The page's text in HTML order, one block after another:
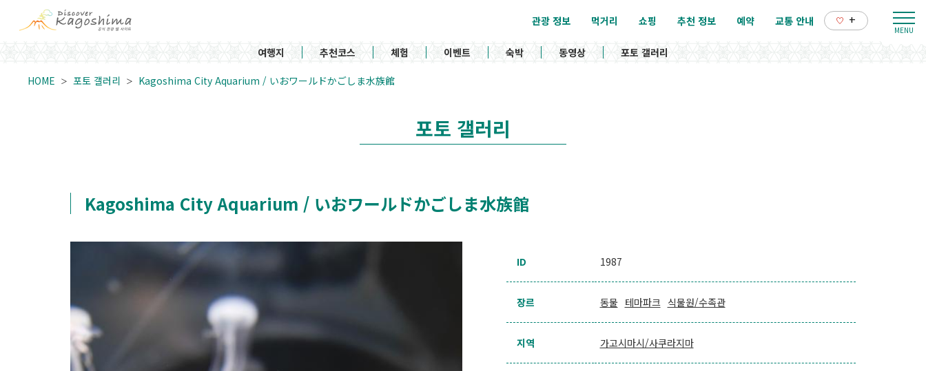
관광 정보 먹거리 쇼핑 추천 정보 예약 교통 안내 +
여행지 추천코스 체험 이벤트 숙박 동영상 포토 갤러리
HOME 포토 갤러리 Kagoshima City Aquarium / いおワールドかごしま水族館
포토 갤러리
Kagoshima City Aquarium / いおワールドかごしま水族館
ID 1987
장르 동물 테마파크 식물원/수족관
지역 가고시마시/사쿠라지마